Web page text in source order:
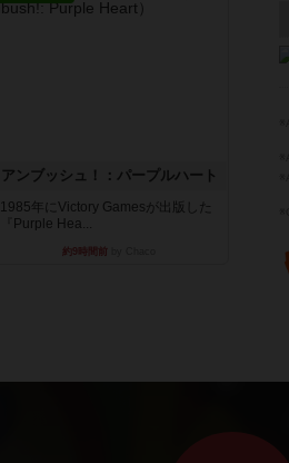
アンブッシュ！：パープルハート
1985年にVictory Gamesが出版した
『Purple Hea...
約9時間前